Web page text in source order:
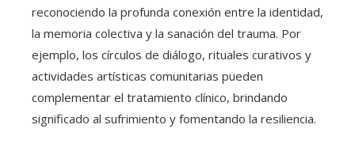
reconociendo la profunda conexión entre la identidad,
la memoria colectiva y la sanación del trauma. Por
ejemplo, los círculos de diálogo, rituales curativos y
actividades artísticas comunitarias pueden
complementar el tratamiento clínico, brindando
significado al sufrimiento y fomentando la resiliencia.